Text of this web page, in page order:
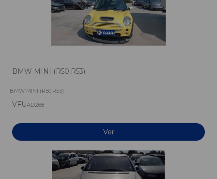
BMW MINI (R50,R53)
BMW MINI (R50,R53)
VFUAD268
Ver